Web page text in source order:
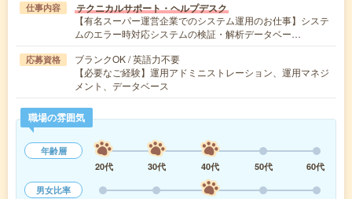
仕事内容 テクニカルサポート・ヘルプデスク
【有名スーパー運営企業でのシステム運用のお仕事】システ
ムのエラー時対応システムの検証・解析データベー…
応募資格
ブランクOK / 英語力不要
【必要なご経験】運用アドミニストレーション、運用マネジ
メント、データベース
職場の雰囲気
年齢層
20代
30代 40代 50代
60代
男女比率